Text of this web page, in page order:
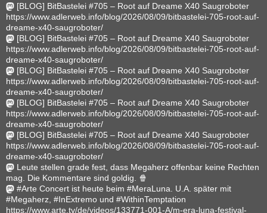
[BLOG] BitBastelei #705 – Root auf Dreame X40 Saugroboter
https://www.adlerweb.info/blog/2026/08/09/bitbastelei-705-root-auf-
dreame-x40-saugroboter/
[BLOG] BitBastelei #705 – Root auf Dreame X40 Saugroboter
https://www.adlerweb.info/blog/2026/08/09/bitbastelei-705-root-auf-
dreame-x40-saugroboter/
[BLOG] BitBastelei #705 – Root auf Dreame X40 Saugroboter
https://www.adlerweb.info/blog/2026/08/09/bitbastelei-705-root-auf-
dreame-x40-saugroboter/
[BLOG] BitBastelei #705 – Root auf Dreame X40 Saugroboter
https://www.adlerweb.info/blog/2026/08/09/bitbastelei-705-root-auf-
dreame-x40-saugroboter/
[BLOG] BitBastelei #705 – Root auf Dreame X40 Saugroboter
https://www.adlerweb.info/blog/2026/08/09/bitbastelei-705-root-auf-
dreame-x40-saugroboter/
Leute stellen grade fest, dass Megaherz offenbar keine Rechten
mag. Die Kommentare sind goldig. 🍿
#Arte Concert ist heute beim #MeraLuna. U.A. später mit
#Megaherz, #InExtremo und #WithinTemptation
https://www.arte.tv/de/videos/133771-001-A/m-era-luna-festival-